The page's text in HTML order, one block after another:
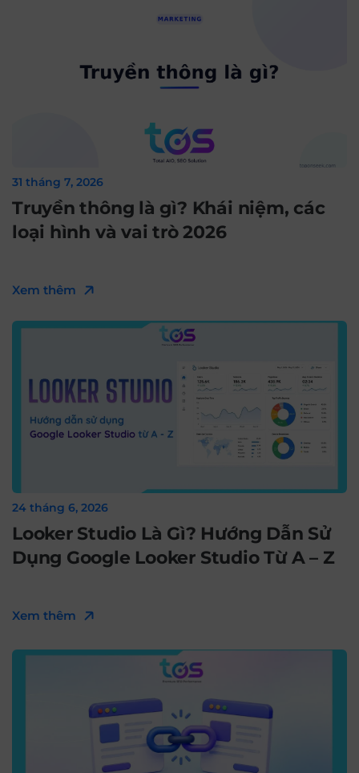
31 tháng 7, 2026
Truyền thông là gì? Khái niệm, các
loại hình và vai trò 2026
Xem thêm
24 tháng 6, 2026
Looker Studio Là Gì? Hướng Dẫn Sử
Dụng Google Looker Studio Từ A – Z
Xem thêm